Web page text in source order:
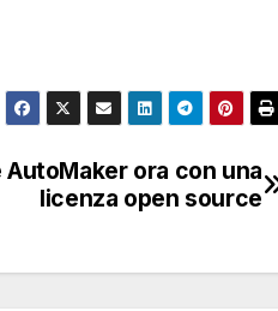
ora con una
licenza open source